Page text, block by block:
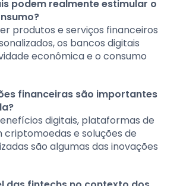
podem realmente estimular o
produtos e serviços financeiros
os bancos digitais
econômica e o consumo
financeiras são importantes
digitais, plataformas de
e soluções de
são algumas das inovações